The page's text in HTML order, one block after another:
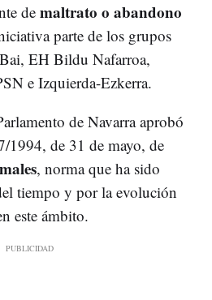
demaltrato o abandono
parte de los grupos
EH Bildu Nafarroa,
e Izquierda-Ezkerra.
de Navarra aprobó
1994, de 31 de mayo, de
, norma que ha sido
tiempo y por la evolución
este ámbito.